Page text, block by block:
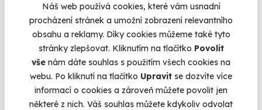
Náš web používá cookies, které vám usnadní
procházení stránek a umožní zobrazení relevantního
obsahu a reklamy. Díky cookies můžeme také tyto
stránky zlepšovat. Kliknutím na tlačítko Povolit
vše nám dáte souhlas s použitím všech cookies na
webu. Po kliknutí na tlačítko Upravit se dozvíte více
informací o cookies a zároveň můžete povolit jen
některé z nich. Váš souhlas můžete kdykoliv odvolat
1 900 Kč
Volný termín už 11. 08. 2026
AKCE